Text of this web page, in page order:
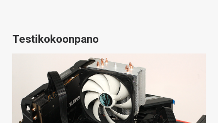
Testikokoonpano